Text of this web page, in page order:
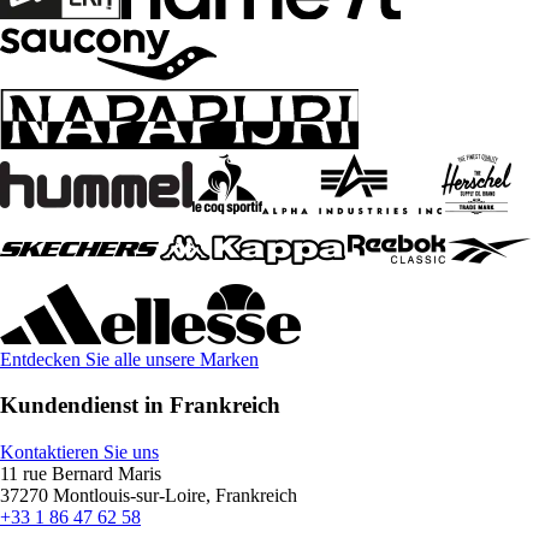
Entdecken Sie alle unsere Marken
Kundendienst in Frankreich
Kontaktieren Sie uns
11 rue Bernard Maris
37270 Montlouis-sur-Loire, Frankreich
+33 1 86 47 62 58